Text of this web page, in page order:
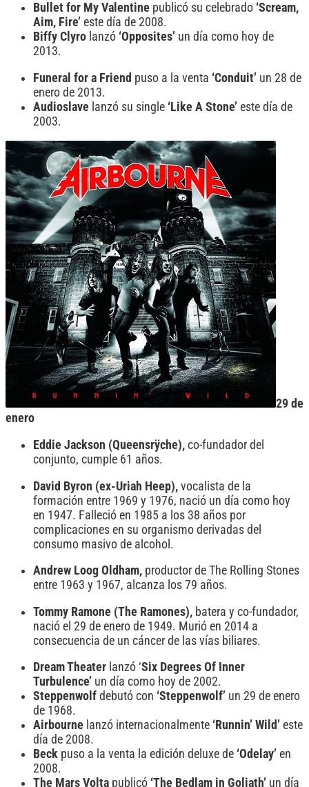
Bullet for My Valentine publicó su celebrado ‘Scream,
Aim, Fire’ este día de 2008.
Biffy Clyro lanzó ‘Opposites’ un día como hoy de
2013.
Funeral for a Friend puso a la venta ‘Conduit’ un 28 de
enero de 2013.
Audioslave lanzó su single ‘Like A Stone’ este día de
2003.
29 de
enero
Eddie Jackson (Queensrÿche), co-fundador del
conjunto, cumple 61 años.
David Byron (ex-Uriah Heep), vocalista de la
formación entre 1969 y 1976, nació un día como hoy
en 1947. Falleció en 1985 a los 38 años por
complicaciones en su organismo derivadas del
consumo masivo de alcohol.
Andrew Loog Oldham, productor de The Rolling Stones
entre 1963 y 1967, alcanza los 79 años.
Tommy Ramone (The Ramones), batera y co-fundador,
nació el 29 de enero de 1949. Murió en 2014 a
consecuencia de un cáncer de las vías biliares.
Dream Theater lanzó ‘Six Degrees Of Inner
Turbulence’ un día como hoy de 2002.
Steppenwolf debutó con ‘Steppenwolf’ un 29 de enero
de 1968.
Airbourne lanzó internacionalmente ‘Runnin’ Wild’ este
día de 2008.
Beck puso a la venta la edición deluxe de ‘Odelay’ en
2008.
The Mars Volta publicó ‘The Bedlam in Goliath’ un día